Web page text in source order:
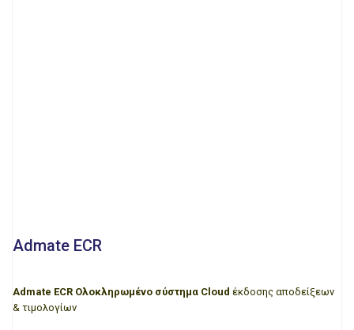
Admate ECR
Admate ECR Ολοκληρωμένο σύστημα Cloud έκδοσης αποδείξεων
& τιμολογίων